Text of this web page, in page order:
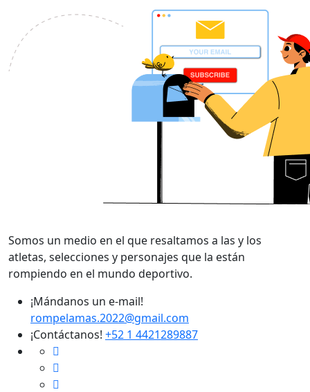
Somos un medio en el que resaltamos a las y los
atletas, selecciones y personajes que la están
rompiendo en el mundo deportivo.
¡Mándanos un e-mail!
rompelamas.2022@gmail.com
¡Contáctanos! +52 1 4421289887